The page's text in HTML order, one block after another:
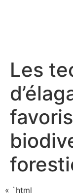
Les
« `html